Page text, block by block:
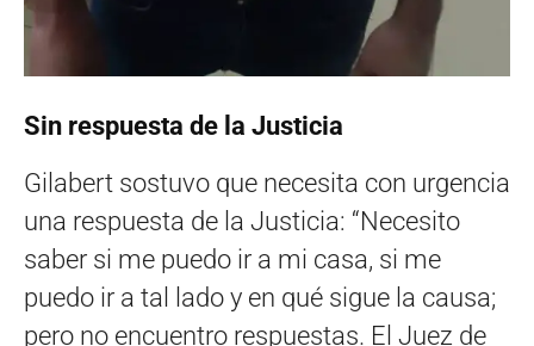
Sin respuesta de la Justicia
Gilabert sostuvo que necesita con urgencia
una respuesta de la Justicia: “Necesito
saber si me puedo ir a mi casa, si me
puedo ir a tal lado y en qué sigue la causa;
pero no encuentro respuestas. El Juez de